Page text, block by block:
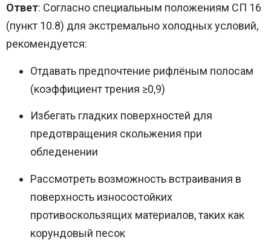
Ответ: Согласно специальным положениям СП 16
(пункт 10.8) для экстремально холодных условий,
рекомендуется:
Отдавать предпочтение рифлёным полосам
(коэффициент трения ≥0,9)
Избегать гладких поверхностей для
предотвращения скольжения при
обледенении
Рассмотреть возможность встраивания в
поверхность износостойких
противоскользящих материалов, таких как
корундовый песок